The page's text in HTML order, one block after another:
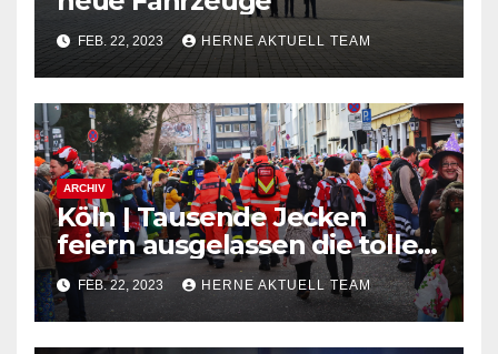
FEB. 22, 2023 HERNE AKTUELL TEAM
ARCHIV
Köln | Tausende Jecken
feiern ausgelassen die tollen
Tage
FEB. 22, 2023 HERNE AKTUELL TEAM